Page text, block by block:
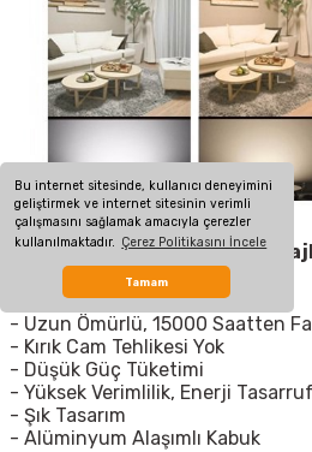
Bu internet sitesinde, kullanıcı deneyimini
geliştirmek ve internet sitesinin verimli
çalışmasını sağlamak amacıyla çerezler
kullanılmaktadır. Çerez Politikasını İncele
Tamam
Sıva Üstü Led Panelin
- Çevre Koruma
- Güvenli ve Kurulumu Kolay
- Uzun Ömürlü, 15000 Saatten
- Kırık Cam Tehlikesi Yok
- Düşük Güç Tüketimi
- Yüksek Verimlilik, Enerji
- Şık Tasarım
- Alüminyum Alaşımlı Kabuk